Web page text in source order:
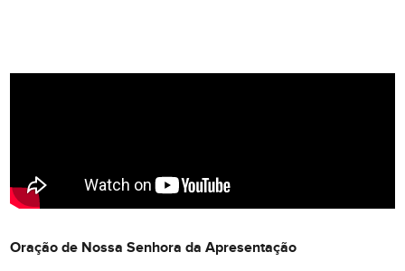
Oração de Nossa Senhora da Apresentação